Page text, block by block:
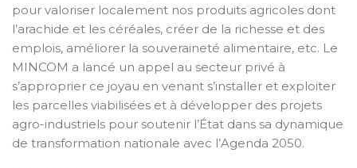
pour valoriser localement nos produits agricoles dont
l’arachide et les céréales, créer de la richesse et des
emplois, améliorer la souveraineté alimentaire, etc. Le
MINCOM a lancé un appel au secteur privé à
s’approprier ce joyau en venant s’installer et exploiter
les parcelles viabilisées et à développer des projets
agro-industriels pour soutenir l’État dans sa dynamique
de transformation nationale avec l’Agenda 2050.